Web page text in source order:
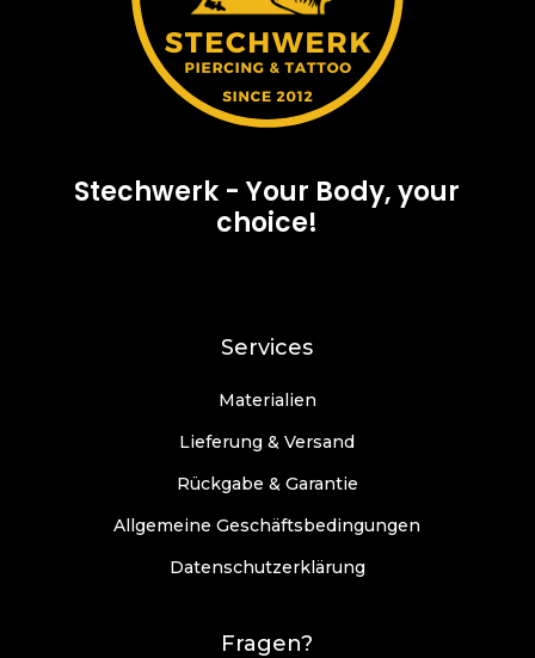
Stechwerk - Your Body, your
choice!
Services
Materialien
Lieferung & Versand
Rückgabe & Garantie
Allgemeine Geschäftsbedingungen
Datenschutzerklärung
Fragen?